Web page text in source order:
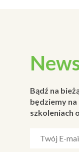
Bądź na
będziemy
szkoleniach